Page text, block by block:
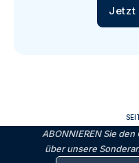
Jetzt
ABONNIEREN Sie
über unsere